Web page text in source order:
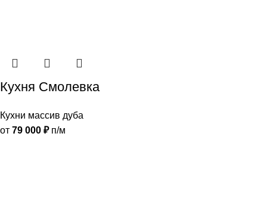
Кухня Смолевка
Кухни массив дуба
от 79 000 ₽п/м